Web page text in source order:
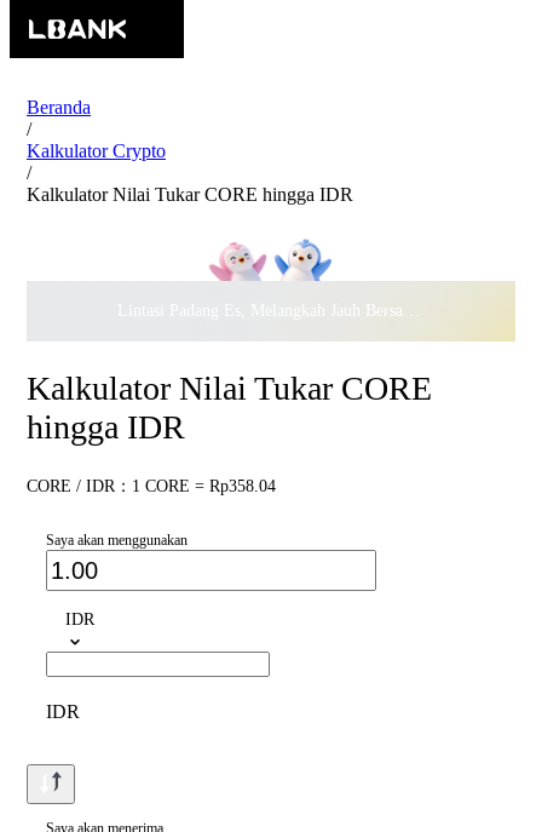
Beranda
/
Kalkulator Crypto
/
Kalkulator Nilai Tukar CORE hingga IDR
Lintasi Padang Es, Melangkah Jauh Bersama · Rayakan
Kalkulator Nilai Tukar CORE
hingga IDR
CORE / IDR：1 CORE = Rp358.04
Saya akan menggunakan
IDR
IDR